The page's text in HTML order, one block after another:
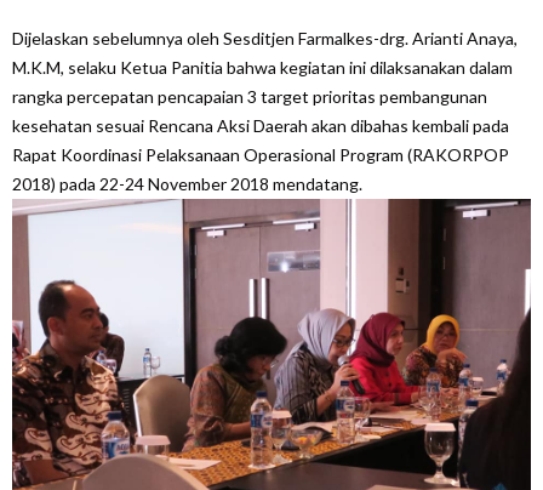
Dijelaskan sebelumnya oleh Sesditjen Farmalkes-drg. Arianti Anaya,
M.K.M, selaku Ketua Panitia bahwa kegiatan ini dilaksanakan dalam
rangka percepatan pencapaian 3 target prioritas pembangunan
kesehatan sesuai Rencana Aksi Daerah akan dibahas kembali pada
Rapat Koordinasi Pelaksanaan Operasional Program (RAKORPOP
2018) pada 22-24 November 2018 mendatang.